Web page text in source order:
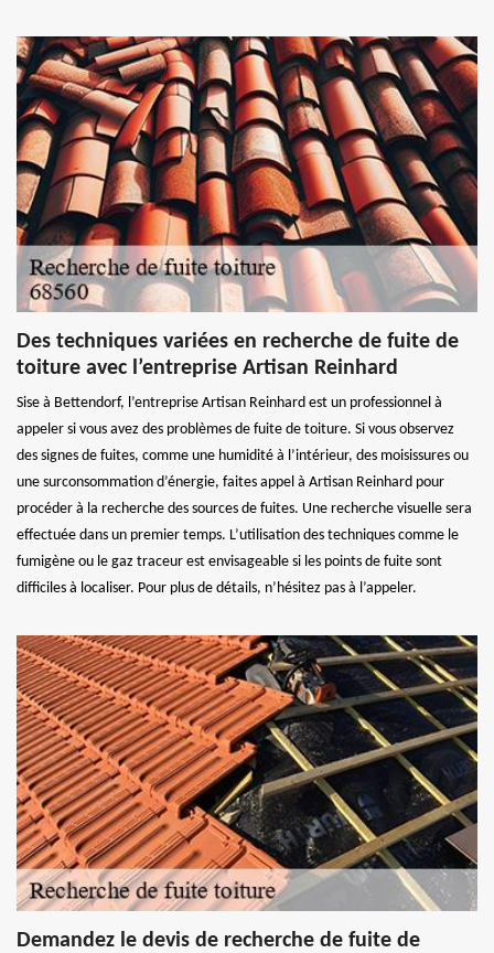
Des techniques variées en recherche de fuite de
toiture avec l’entreprise Artisan Reinhard
Sise à Bettendorf, l’entreprise Artisan Reinhard est un professionnel à
appeler si vous avez des problèmes de fuite de toiture. Si vous observez
des signes de fuites, comme une humidité à l’intérieur, des moisissures ou
une surconsommation d’énergie, faites appel à Artisan Reinhard pour
procéder à la recherche des sources de fuites. Une recherche visuelle sera
effectuée dans un premier temps. L’utilisation des techniques comme le
fumigène ou le gaz traceur est envisageable si les points de fuite sont
difficiles à localiser. Pour plus de détails, n’hésitez pas à l’appeler.
Demandez le devis de recherche de fuite de